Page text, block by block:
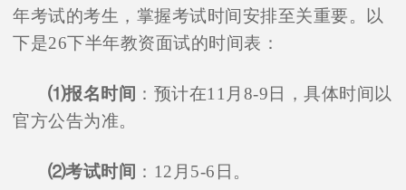
年考试的考生，掌握考试时间安排至关重要。以
下是26下半年教资面试的时间表：
⑴报名时间 ：预计在11月8-9日，具体时间以
官方公告为准。
⑵考试时间 ：12月5-6日。